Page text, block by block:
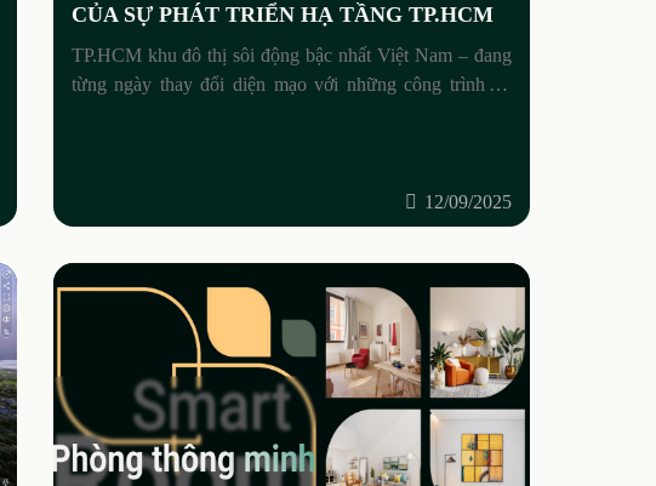
CỦA SỰ PHÁT TRIỂN HẠ TẦNG TP.HCM
TP.HCM khu đô thị sôi động bậc nhất Việt Nam – đang
từng ngày thay đổi diện mạo với những công trình hạ
12/09/2025